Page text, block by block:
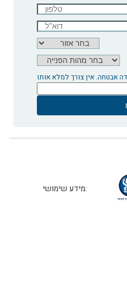
אבטחה. אין צורך למלא אותו
מידע שימושי: